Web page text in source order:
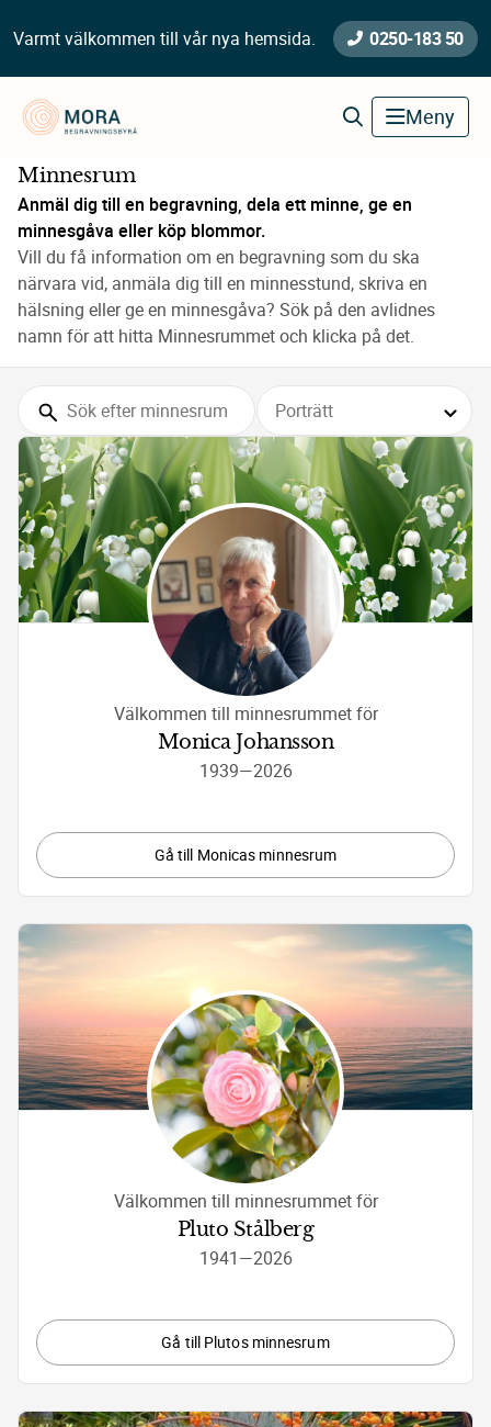
Varmt välkommen till vår nya hemsida. 0250-183 50
Meny
Minnesrum
Minnesrum
Anmäl dig till en begravning, dela ett minne, ge en
minnesgåva eller köp blommor.
Vill du få information om en begravning som du ska
närvara vid, anmäla dig till en minnesstund, skriva en
hälsning eller ge en minnesgåva? Sök på den avlidnes
namn för att hitta Minnesrummet och klicka på det.
Välkommen till minnesrummet för
Monica Johansson
1939—2026
Gå till Monicas minnesrum
Välkommen till minnesrummet för
Pluto Stålberg
1941—2026
Gå till Plutos minnesrum